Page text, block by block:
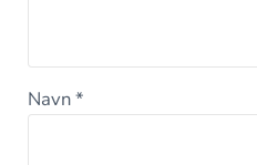
Navn*